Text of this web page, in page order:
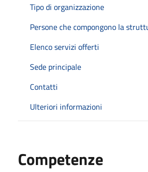
Tipo di organizzazione
Persone che compongono la
Elenco servizi offerti
Sede principale
Contatti
Ulteriori informazioni
Competenze